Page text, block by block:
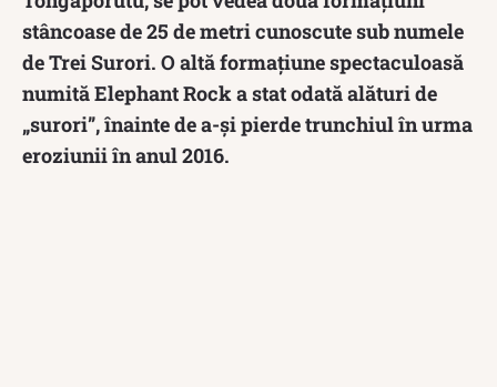
stâncoase de 25 de metri cunoscute sub numele
de Trei Surori. O altă formațiune spectaculoasă
numită Elephant Rock a stat odată alături de
„surori”, înainte de a-și pierde trunchiul în urma
eroziunii în anul 2016.